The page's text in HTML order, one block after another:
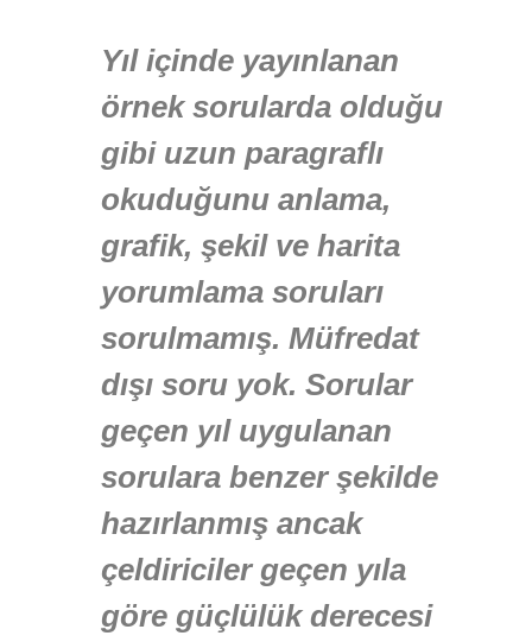
Yıl içinde yayınlanan
örnek sorularda olduğu
gibi uzun paragraflı
okuduğunu anlama,
grafik, şekil ve harita
yorumlama soruları
sorulmamış. Müfredat
dışı soru yok. Sorular
geçen yıl uygulanan
sorulara benzer şekilde
hazırlanmış ancak
çeldiriciler geçen yıla
göre güçlülük derecesi